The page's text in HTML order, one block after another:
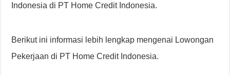
Indonesia di PT Home Credit Indonesia.
Berikut ini informasi lebih lengkap mengenai Lowongan
Pekerjaan di PT Home Credit Indonesia.